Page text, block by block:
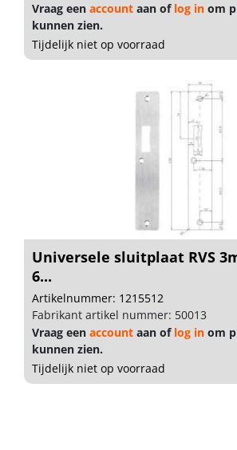
Vraag een account aan of log in om
kunnen zien.
Tijdelijk niet op voorraad
Universele sluitplaat RVS
6...
Artikelnummer: 1215512
Fabrikant artikel nummer: 50013
Vraag een account aan of log in om
kunnen zien.
Tijdelijk niet op voorraad